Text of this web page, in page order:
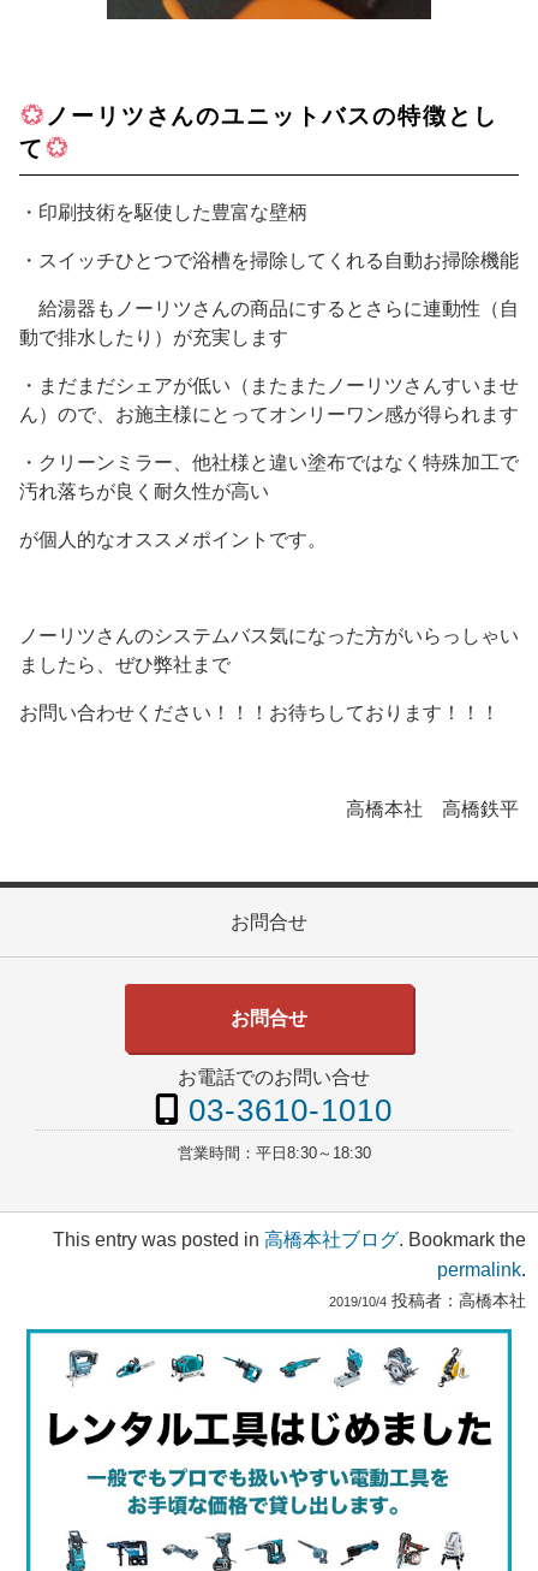
ノーリツさんのユニットバスの特徴とし
て
・印刷技術を駆使した豊富な壁柄
・スイッチひとつで浴槽を掃除してくれる自動お掃除機能
給湯器もノーリツさんの商品にするとさらに連動性（自
動で排水したり）が充実します
・まだまだシェアが低い（またまたノーリツさんすいませ
ん）ので、お施主様にとってオンリーワン感が得られます
・クリーンミラー、他社様と違い塗布ではなく特殊加工で
汚れ落ちが良く耐久性が高い
が個人的なオススメポイントです。
ノーリツさんのシステムバス気になった方がいらっしゃい
ましたら、ぜひ弊社まで
お問い合わせください！！！お待ちしております！！！
高橋本社 高橋鉄平
お問合せ
お問合せ
お電話でのお問い合せ
03-3610-1010
営業時間： 平日8:30～18:30
This entry was posted in 高橋本社ブログ. Bookmark the
permalink.
2019/10/4 投稿者： 高橋本社